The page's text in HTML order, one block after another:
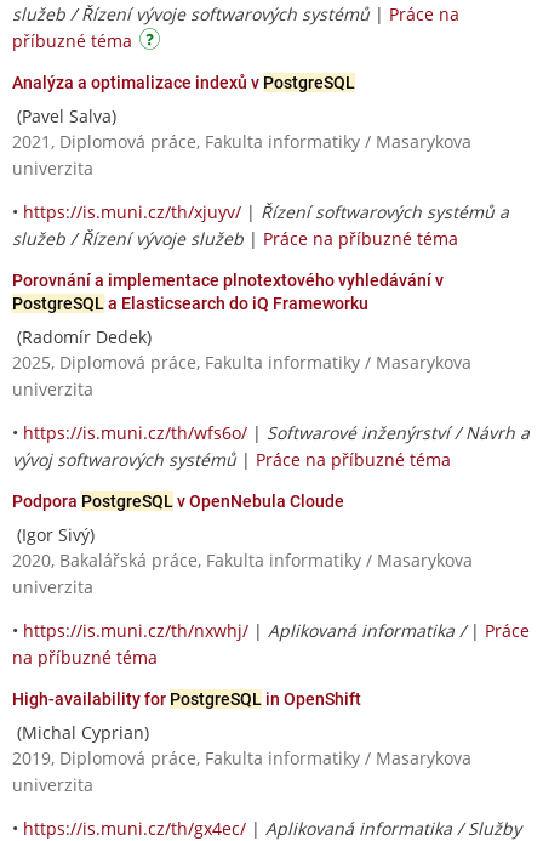
služeb / Řízení vývoje softwarových systémů | Práce na
příbuzné téma
Analýza a optimalizace indexů v PostgreSQL
(Pavel Salva)
2021, Diplomová práce, Fakulta informatiky / Masarykova
univerzita
• https://is.muni.cz/th/xjuyv/ | Řízení softwarových systémů a
služeb / Řízení vývoje služeb | Práce na příbuzné téma
Porovnání a implementace plnotextového vyhledávání v
PostgreSQLa Elasticsearch do iQ Frameworku
(Radomír Dedek)
2025, Diplomová práce, Fakulta informatiky / Masarykova
univerzita
• https://is.muni.cz/th/wfs6o/ | Softwarové inženýrství / Návrh a
vývoj softwarových systémů | Práce na příbuzné téma
Podpora PostgreSQLv OpenNebula Cloude
(Igor Sivý)
2020, Bakalářská práce, Fakulta informatiky / Masarykova
univerzita
• https://is.muni.cz/th/nxwhj/ | Aplikovaná informatika / | Práce
na příbuzné téma
High-availability for PostgreSQL in OpenShift
(Michal Cyprian)
2019, Diplomová práce, Fakulta informatiky / Masarykova
univerzita
• https://is.muni.cz/th/gx4ec/ | Aplikovaná informatika / Služby